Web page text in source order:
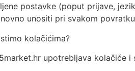
postavke (poput prijave,
unositi pri svakom
kolačićima?
upotrebljava kolačiće